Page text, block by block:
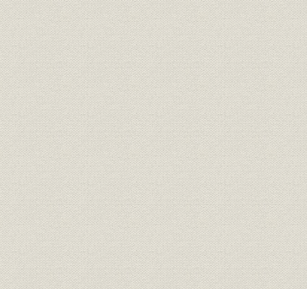
産業 戦後における養蚕業の状態
昭和15年
(1948年)末
産業;生産 戦後における器械製糸の状態
昭和15年
(1948年)
産業 製糸業における組合製糸の地位
昭和15年
(1947年)
資金;貸付金
金庫の日本蚕糸業会に対する製
糸設備復元資金の貸出残高
昭和22年
産業;設備 漁船の減少
昭和15年
和20年
貸付金;漁業
金庫の水産団体に対する貸出残
高
昭和20年
(1947年)3